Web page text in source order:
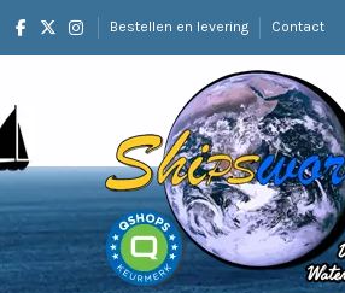
Bestellen en levering Contact